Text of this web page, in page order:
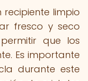
recipiente limpio
fresco y seco
que los
Es importante
durante este